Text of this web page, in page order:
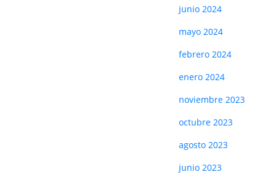
junio 2024
mayo 2024
febrero 2024
enero 2024
noviembre 2023
octubre 2023
agosto 2023
junio 2023